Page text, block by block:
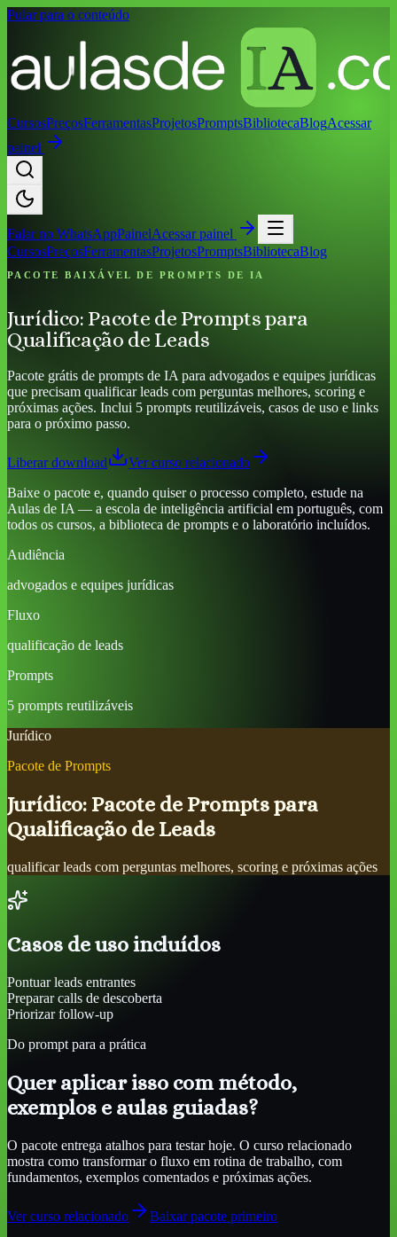
Pular para o conteúdo
CursosPreçosFerramentasProjetosPromptsBibliotecaBlogAcessar
painel
Falar no WhatsAppPainelAcessar painel
CursosPreçosFerramentasProjetosPromptsBibliotecaBlog
PACOTE BAIXÁVEL DE PROMPTS DE IA
Jurídico: Pacote de Prompts para
Qualificação de Leads
Pacote grátis de prompts de IA para advogados e equipes jurídicas
que precisam qualificar leads com perguntas melhores, scoring e
próximas ações. Inclui 5 prompts reutilizáveis, casos de uso e links
para o próximo passo.
Liberar download
Ver curso relacionado
Baixe o pacote e, quando quiser o processo completo, estude na
Aulas de IA — a escola de inteligência artificial em português, com
todos os cursos, a biblioteca de prompts e o laboratório incluídos.
Audiência
advogados e equipes jurídicas
Fluxo
qualificação de leads
Prompts
5 prompts reutilizáveis
Jurídico
Pacote de Prompts
Jurídico: Pacote de Prompts para
Qualificação de Leads
qualificar leads com perguntas melhores, scoring e próximas ações
Casos de uso incluídos
Pontuar leads entrantes
Preparar calls de descoberta
Priorizar follow-up
Do prompt para a prática
Quer aplicar isso com método,
exemplos e aulas guiadas?
O pacote entrega atalhos para testar hoje. O curso relacionado
mostra como transformar o fluxo em rotina de trabalho, com
fundamentos, exemplos comentados e próximas ações.
Ver curso relacionado
Baixar pacote primeiro